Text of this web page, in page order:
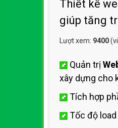
Thiết kế
giúp tăng
Lượt xem: 9400
Quản trị
xây dựng cho
Tích hợp
Tốc độ load